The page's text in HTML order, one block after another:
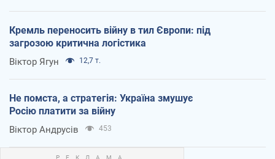
Кремль переносить війну в тил Європи: під
загрозою критична логістика
Віктор Ягун 12,7 т.
Не помста, а стратегія: Україна змушує
Росію платити за війну
Віктор Андрусів 453